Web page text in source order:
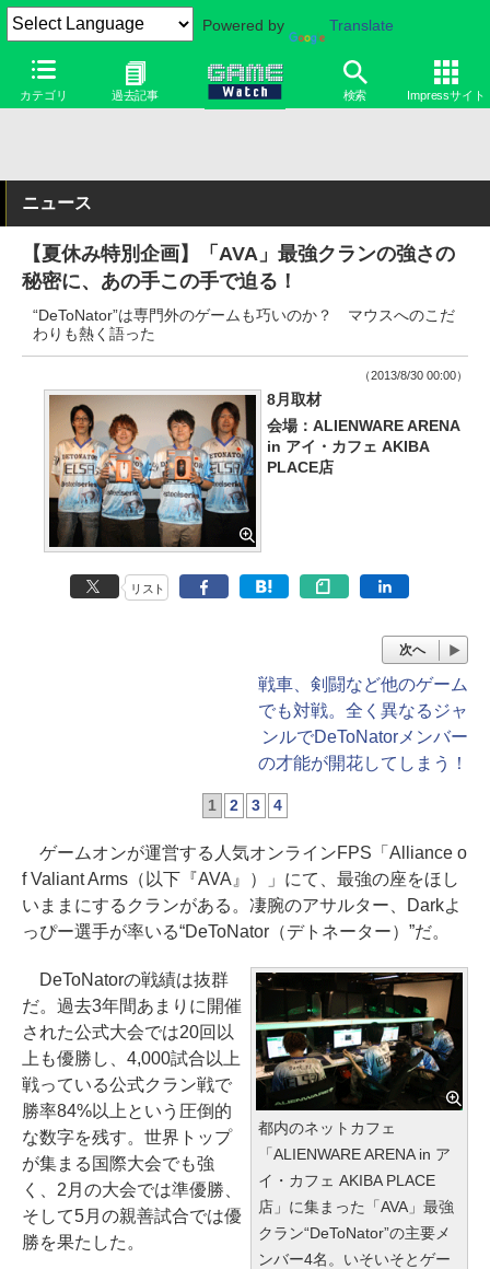
Powered by Translate
カテゴリ 過去記事 検索 Impressサイト
ニュース
【夏休み特別企画】「AVA」最強クランの強さの
秘密に、あの手この手で迫る！
“DeToNator”は専門外のゲームも巧いのか？ マウスへのこだ
わりも熱く語った
（2013/8/30 00:00）
8月取材
会場：ALIENWARE ARENA
in アイ・カフェ AKIBA
PLACE店
リスト
次へ
戦車、剣闘など他のゲーム
でも対戦。全く異なるジャ
ンルでDeToNatorメンバー
の才能が開花してしまう！
1 2 3 4
ゲームオンが運営する人気オンラインFPS「Alliance o
f Valiant Arms（以下『AVA』）」にて、最強の座をほし
いままにするクランがある。凄腕のアサルター、Darkよ
っぴー選手が率いる“DeToNator（デトネーター）”だ。
都内のネットカフェ
「ALIENWARE ARENA in ア
イ・カフェ AKIBA PLACE
店」に集まった「AVA」最強
クラン“DeToNator”の主要メ
ンバー4名。いそいそとゲー
DeToNatorの戦績は抜群
だ。過去3年間あまりに開催
された公式大会では20回以
上も優勝し、4,000試合以上
戦っている公式クラン戦で
勝率84%以上という圧倒的
な数字を残す。世界トップ
が集まる国際大会でも強
く、2月の大会では準優勝、
そして5月の親善試合では優
勝を果たした。